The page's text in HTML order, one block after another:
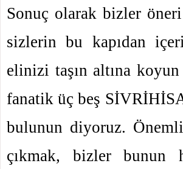
Sonuç olarak bizler
sizlerin bu kapıdan
elinizi taşın altına
fanatik üç beş
bulunun diyoruz.
çıkmak, bizler bunun